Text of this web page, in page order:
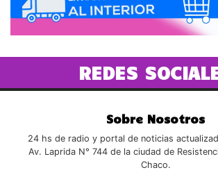
REDES
Sobre Nosotros
24 hs de radio y portal de noticias
Av. Laprida N° 744 de la ciudad de
Chaco.